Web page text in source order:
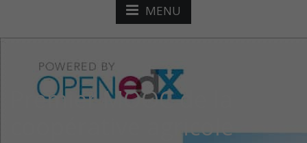
MENU
Premier MOOC de la
coopérative agricole